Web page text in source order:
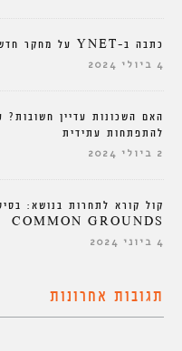
כתבה ב-YNET על מחקר חדש במעבדה העוסק בהצללה בעיר
4 ביולי 2024
האם השכונות עדיין חשובות?
להתפתחות עתידית
2 ביולי 2024
קול קורא לתחרות בנושא:
COMMON GROUNDS
4 ביוני 2024
תגובות אחרונות